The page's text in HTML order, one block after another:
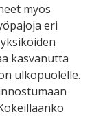
myös
eri
kasvanutta
ulkopuolelle.